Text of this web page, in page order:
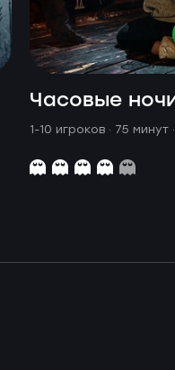
Часовые
1-10 игроков · 75 минут